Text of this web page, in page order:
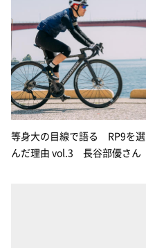
等身大の目線で語る RP9を選
んだ理由 vol.3 長谷部優さん